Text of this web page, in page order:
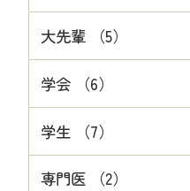
大先輩 （5）
学会 （6）
学生 （7）
専門医 （2）